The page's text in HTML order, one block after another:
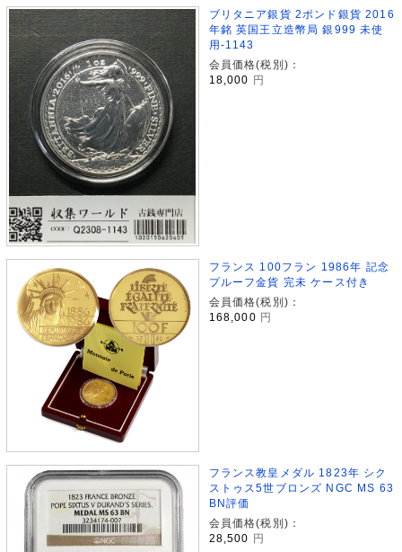
ブリタニア銀貨 2ポンド銀貨 2016
年銘 英国王立造幣局 銀999 未使
用-1143
会員価格(税別)：
18,000 円
フランス 100フラン 1986年 記念
プルーフ金貨 完未 ケース付き
会員価格(税別)：
168,000 円
フランス教皇メダル 1823年 シク
ストゥス5世ブロンズ NGC MS 63
BN評価
会員価格(税別)：
28,500 円